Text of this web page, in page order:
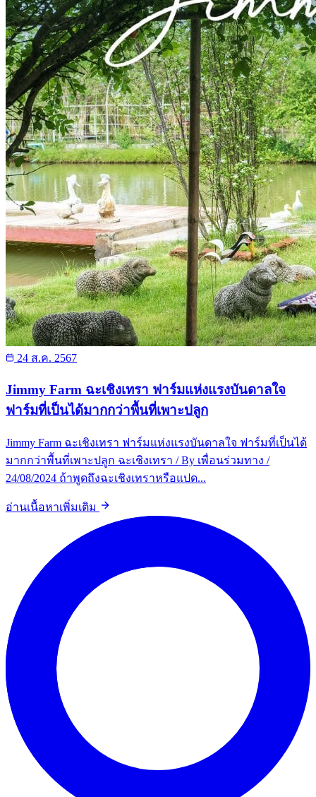
24 ส.ค. 2567
Jimmy Farm ฉะเชิงเทรา ฟาร์มแห่งแรงบันดาลใจ
ฟาร์มที่เป็นได้มากกว่าพื้นที่เพาะปลูก
Jimmy Farm ฉะเชิงเทรา ฟาร์มแห่งแรงบันดาลใจ ฟาร์มที่เป็นได้
มากกว่าพื้นที่เพาะปลูก ฉะเชิงเทรา / By เพื่อนร่วมทาง /
24/08/2024 ถ้าพูดถึงฉะเชิงเทราหรือแปด...
อ่านเนื้อหาเพิ่มเติม